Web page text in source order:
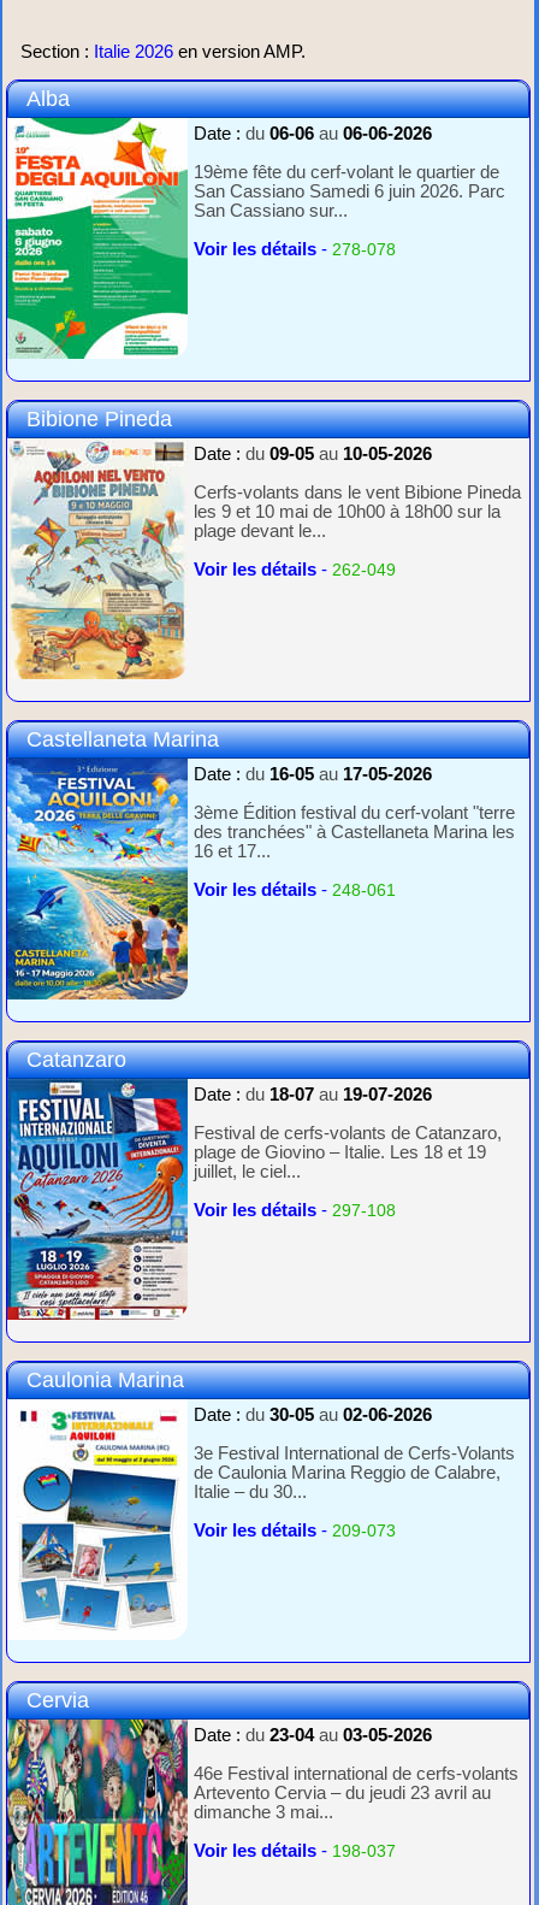
Section : Italie 2026 en version AMP.
Alba
Date :du06-06 au06-06-2026
19ème fête du cerf-volant le quartier de
San Cassiano Samedi 6 juin 2026. Parc
San Cassiano sur...
Voir les détails - 278-078
Bibione Pineda
Date :du09-05 au 10-05-2026
Cerfs-volants dans le vent Bibione Pineda
les 9 et 10 mai de 10h00 à 18h00 sur la
plage devant le...
Voir les détails - 262-049
Castellaneta Marina
Date :du 16-05 au 17-05-2026
3ème Édition festival du cerf-volant "terre
des tranchées" à Castellaneta Marina les
16 et 17...
Voir les détails - 248-061
Catanzaro
Date :du 18-07 au 19-07-2026
Festival de cerfs-volants de Catanzaro,
plage de Giovino – Italie. Les 18 et 19
juillet, le ciel...
Voir les détails - 297-108
Caulonia Marina
Date :du30-05 au02-06-2026
3e Festival International de Cerfs-Volants
de Caulonia Marina Reggio de Calabre,
Italie – du 30...
Voir les détails - 209-073
Cervia
Date :du23-04au03-05-2026
46e Festival international de cerfs-volants
Artevento Cervia – du jeudi 23 avril au
dimanche 3 mai...
Voir les détails - 198-037